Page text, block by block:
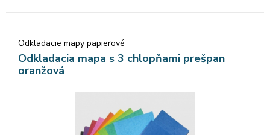
Odkladacie mapy papierové
Odkladacia mapa s 3 chlopňami prešpan
oranžová